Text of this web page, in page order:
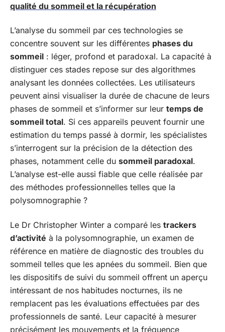
qualité du sommeil et la récupération
L’analyse du sommeil par ces technologies se
concentre souvent sur les différentes phases du
sommeil : léger, profond et paradoxal. La capacité à
distinguer ces stades repose sur des algorithmes
analysant les données collectées. Les utilisateurs
peuvent ainsi visualiser la durée de chacune de leurs
phases de sommeil et s’informer sur leur temps de
sommeil total. Si ces appareils peuvent fournir une
estimation du temps passé à dormir, les spécialistes
s’interrogent sur la précision de la détection des
phases, notamment celle du sommeil paradoxal.
L’analyse est-elle aussi fiable que celle réalisée par
des méthodes professionnelles telles que la
polysomnographie ?
Le Dr Christopher Winter a comparé les trackers
d’activité à la polysomnographie, un examen de
référence en matière de diagnostic des troubles du
sommeil telles que les apnées du sommeil. Bien que
les dispositifs de suivi du sommeil offrent un aperçu
intéressant de nos habitudes nocturnes, ils ne
remplacent pas les évaluations effectuées par des
professionnels de santé. Leur capacité à mesurer
précisément les mouvements et la fréquence